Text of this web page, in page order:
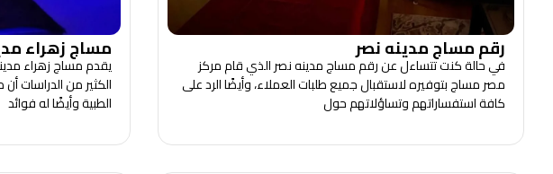
رقم مساج مدينه نصر
في حالة كنت تتساءل عن رقم مساج مدينه نصر الذي قام مركز
مصر مساج بتوفيره لاستقبال جميع طلبات العملاء، وأيضًا الرد على
كافة استفساراتهم وتساؤلاتهم حول
مساج زهراء
يقدم مساج زهراء
الكثير من الدراسات
الطبية وأيضًا له فوائد